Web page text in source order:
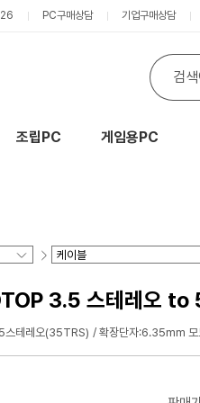
PC구매상담 기업구매상담
조립PC 게임용PC
3.5 스테레오
스테레오(35TRS) 확장단자:6.35mm